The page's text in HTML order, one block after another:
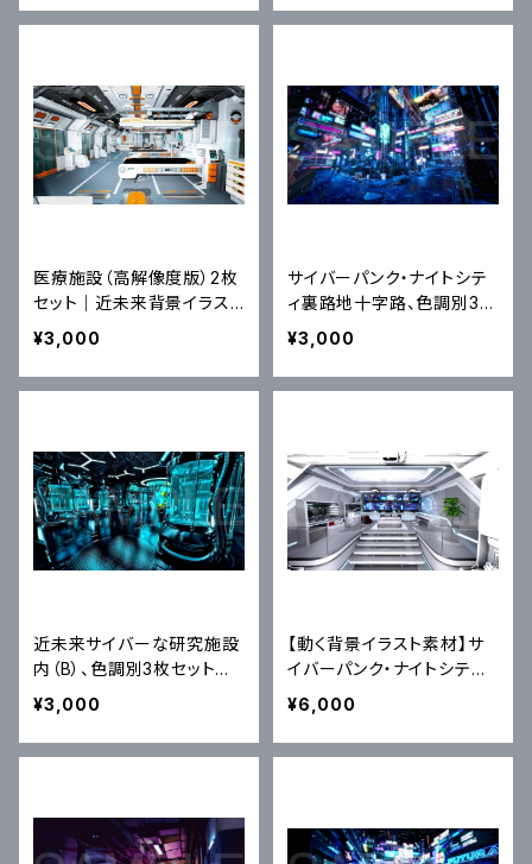
医療施設（高解像度版）2枚
セット｜近未来背景イラスト
素材
¥3,000
サイバーパンク・ナイトシテ
ィ裏路地十字路、色調別3枚
セット｜近未来アニメ風イラ
スト素材
¥3,000
近未来サイバーな研究施設
内（B）、色調別3枚セット｜
近未来アニメ風イラスト素
¥3,000
【動く背景イラスト素材】サ
イバーパンク・ナイトシティ
ーが見える「フューチャー・
マイルーム」（MP4+PNG）
¥6,000